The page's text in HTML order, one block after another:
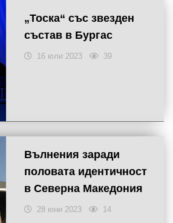
„Toска“ със звезден
състав в Бургас
16 юли 2023 39
Вълнения заради
половата идентичност
в Северна Македония
28 юни 2023 14